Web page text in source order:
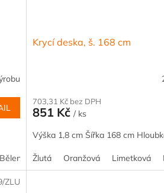
Bělený smrk Akácie Kalvados
Krycí deska, š. 168 cm
703,31 Kč bez DPH
851 Kč/ ks
Výška 1,8 cm Šířka 168 cm
Žlutá Oranžová Limetková
ZLU